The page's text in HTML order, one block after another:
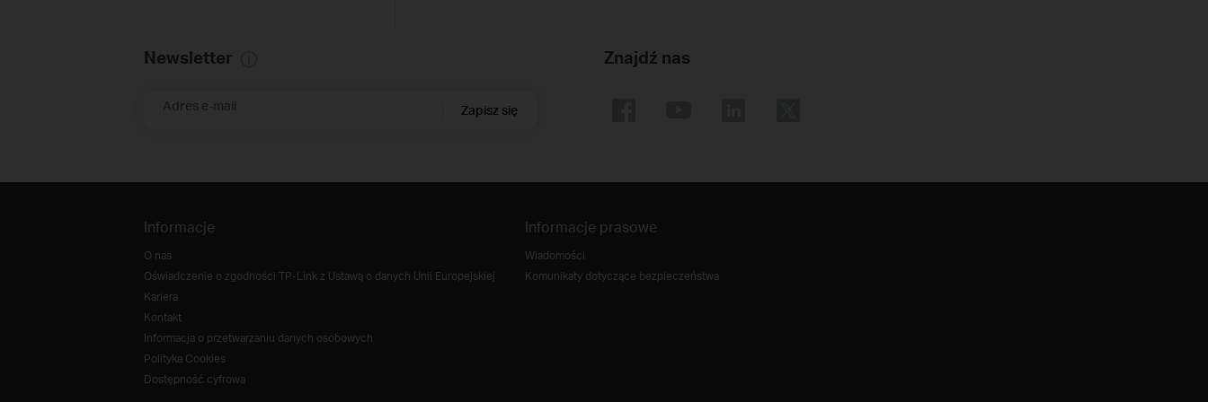
Newsletter
Adres e-mail Zapisz się
Znajdź nas
Informacje
O nas
Oświadczenie o zgodności TP-Link z Ustawą o danych Unii Europejskiej
Kariera
Kontakt
Informacja o przetwarzaniu danych osobowych
Polityka Cookies
Dostępność cyfrowa
Informacje prasowe
Wiadomości
Komunikaty dotyczące bezpieczeństwa